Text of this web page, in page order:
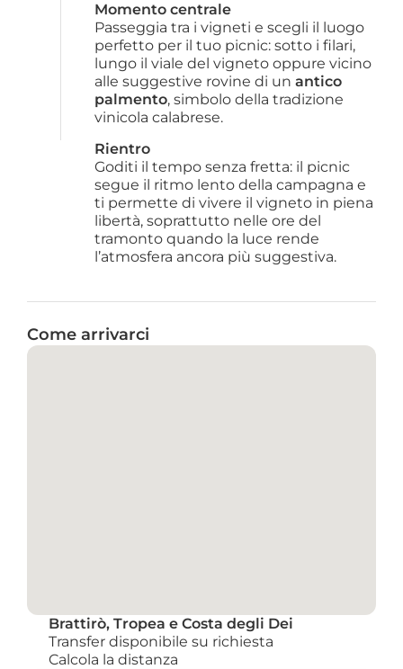
Momento centrale
Passeggia tra i vigneti e scegli il luogo
perfetto per il tuo picnic: sotto i filari,
lungo il viale del vigneto oppure vicino
alle suggestive rovine di un antico
palmento, simbolo della tradizione
vinicola calabrese.
Rientro
Goditi il tempo senza fretta: il picnic
segue il ritmo lento della campagna e
ti permette di vivere il vigneto in piena
libertà, soprattutto nelle ore del
tramonto quando la luce rende
l’atmosfera ancora più suggestiva.
Come arrivarci
Brattirò, Tropea e Costa degli Dei
Transfer disponibile su richiesta
Calcola la distanza